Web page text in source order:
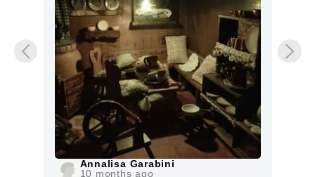
Garabini
The service is excellent.
Patti
11 months ago